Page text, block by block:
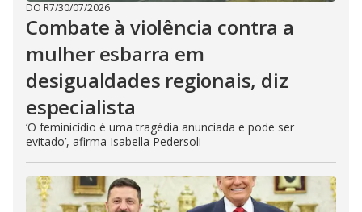
DO R7/30/07/2026
Combate à violência contra a
mulher esbarra em
desigualdades regionais, diz
especialista
‘O feminicídio é uma tragédia anunciada e pode ser
evitado’, afirma Isabella Pedersoli